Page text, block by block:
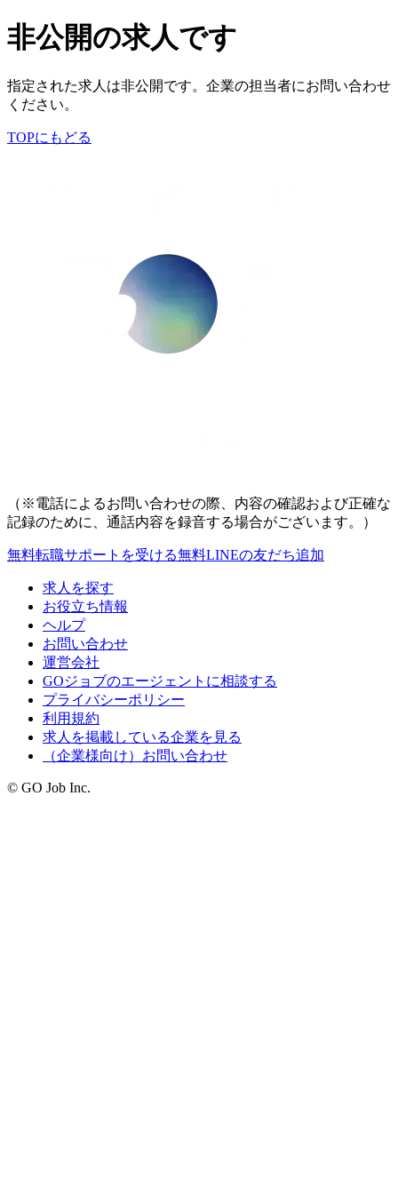
非公開の求人です
指定された求人は非公開です。企業の担当者にお問い合わせ
ください。
TOPにもどる
（※電話によるお問い合わせの際、内容の確認および正確な
記録のために、通話内容を録音する場合がございます。）
無料転職サポートを受ける無料LINEの友だち追加
求人を探す
お役立ち情報
ヘルプ
お問い合わせ
運営会社
GOジョブのエージェントに相談する
プライバシーポリシー
利用規約
求人を掲載している企業を見る
（企業様向け）お問い合わせ
© GO Job Inc.